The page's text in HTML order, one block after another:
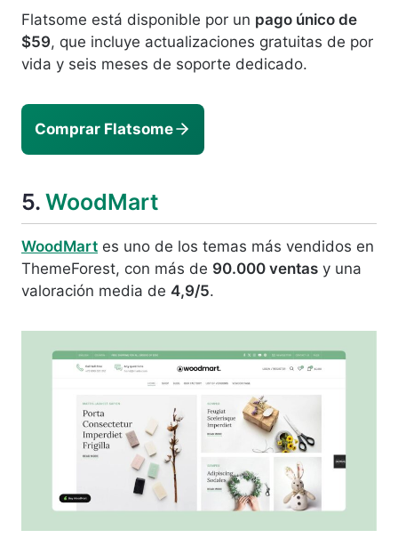
Flatsome está disponible por un pago único de
$59, que incluye actualizaciones gratuitas de por
vida y seis meses de soporte dedicado.
Comprar Flatsome
5. WoodMart
WoodMart es uno de los temas más vendidos en
ThemeForest, con más de 90.000 ventas y una
valoración media de 4,9/5.